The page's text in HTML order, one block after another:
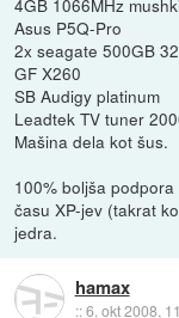
4GB 1066MHz
Asus P5Q-Pro
2x seagate 500GB
GF X260
SB Audigy platinum
Leadtek TV tuner
Mašina dela kot šus.
100% boljša
času XP-jev (takrat
jedra.
hamax
::6. okt 2008,